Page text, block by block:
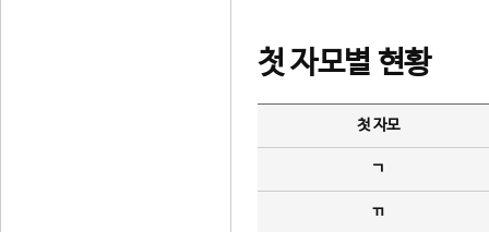
첫 자모별 현황
첫 자모
ㄱ
ㄲ